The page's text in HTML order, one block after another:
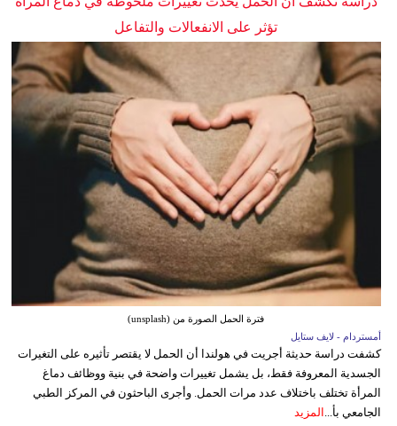
تؤثر على الانفعالات والتفاعل
فترة الحمل الصورة من (unsplash)
أمستردام - لايف ستايل
كشفت دراسة حديثة أجريت في هولندا أن الحمل لا يقتصر تأثيره على التغيرات
الجسدية المعروفة فقط، بل يشمل تغييرات واضحة في بنية ووظائف دماغ
المرأة تختلف باختلاف عدد مرات الحمل. وأجرى الباحثون في المركز الطبي
الجامعي بأ... المزيد